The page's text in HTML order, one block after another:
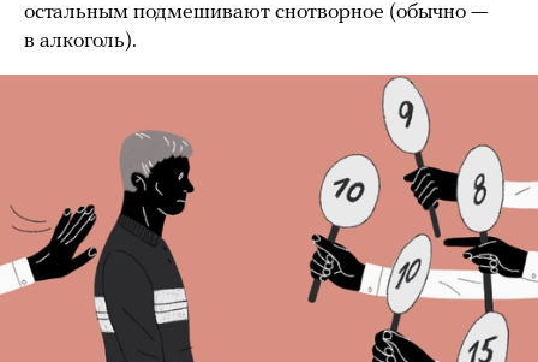
остальным подмешивают снотворное (обычно —
в алкоголь).